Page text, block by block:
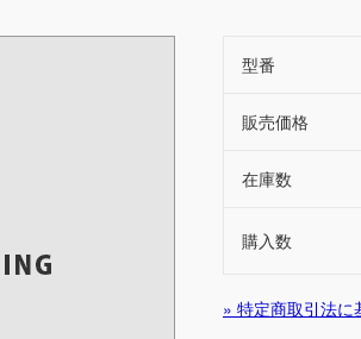
型番
販売価格
在庫数
購入数
» 特定商取引法